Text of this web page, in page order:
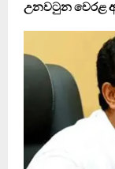
උනවටුන වෙරළ